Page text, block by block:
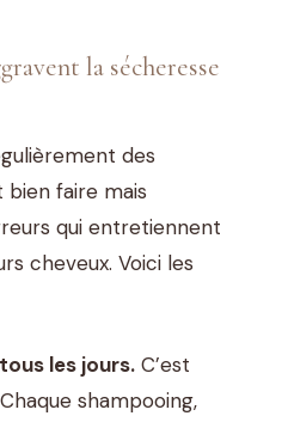
la sécheresse
des
faire mais
qui entretiennent
cheveux. Voici les
les jours. C’est
shampooing,